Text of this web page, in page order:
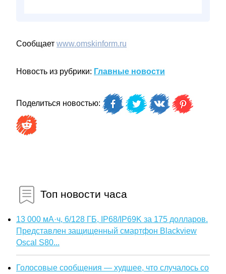
Сообщает www.omskinform.ru
Новость из рубрики: Главные новости
Поделиться новостью:
Топ новости часа
13 000 мА·ч, 6/128 ГБ, IP68/IP69K за 175 долларов.
Представлен защищенный смартфон Blackview
Oscal S80...
Голосовые сообщения — худшее, что случалось со